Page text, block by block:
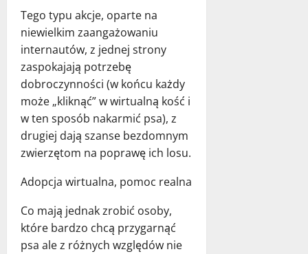
Tego typu akcje, oparte na
niewielkim zaangażowaniu
internautów, z jednej strony
zaspokajają potrzebę
dobroczynności (w końcu każdy
może „kliknąć” w wirtualną kość i
w ten sposób nakarmić psa), z
drugiej dają szanse bezdomnym
zwierzętom na poprawę ich losu.
Adopcja wirtualna, pomoc realna
Co mają jednak zrobić osoby,
które bardzo chcą przygarnąć
psa ale z różnych względów nie